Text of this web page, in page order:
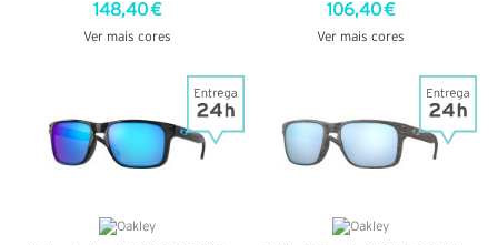
148,40 €
Ver mais cores
106,40 €
Ver mais cores